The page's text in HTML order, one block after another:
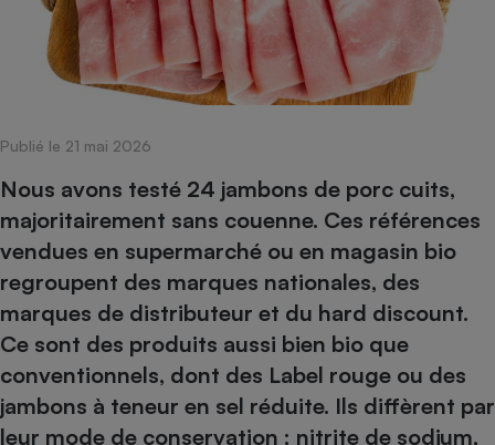
Publié le 21 mai 2026
Nous avons testé 24 jambons de porc cuits,
majoritairement sans couenne. Ces références
vendues en supermarché ou en magasin bio
regroupent des marques nationales, des
marques de distributeur et du hard discount.
Ce sont des produits aussi bien bio que
conventionnels, dont des Label rouge ou des
jambons à teneur en sel réduite. Ils diffèrent par
leur mode de conservation : nitrite de sodium,
Sécurité - Hygiène
Supermarché - Drive
Assurance
Banque - Crédit
Epargne - Fiscalité
Mutuelle
Circulation routière
Contrôle technique -
Pièce détachée
Comparateur auto
Comparatif hotte
Comparatif climatiseur
Comparatif aspirateur
Comparatif aspirateur
Comparatif cafetière
Comparatif robot cuiseur
Comparatif centrale
Électricité - Gaz
Comparatif imprimante
Comparatif ordinateur
Comparatif ultrabook
Comparatif tablette
Image et son
Informatique
Crédit immobilier
Comparatif radiateur
Aménagement
Bricolage - Jardinage
Chauffage
Produit d'entretien
Sécurité domestique
Hygiène - Beauté
Maladie - Médecine -
Système de santé -
Maison de retraite
Retraite
Choisir son fioul
Choisir son pellet
Comparateur assurance emprunteur
Tous les comparateurs
Toutes les cartes interactives
Speedtest - Testez le débit de votre
connexion Internet